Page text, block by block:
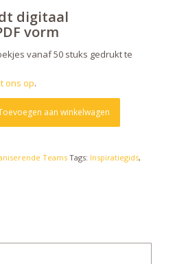
digitaal
vorm
vanaf 50 stuks gedrukt te
ons op.
aan winkelwagen
Teams Tags: Inspiratiegids,